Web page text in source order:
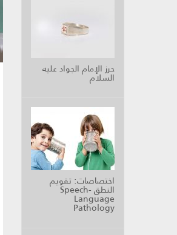
حرز الإمام الجواد عليه
السلام
اختصاصات: تقويم
النطق Speech-
Language
Pathology